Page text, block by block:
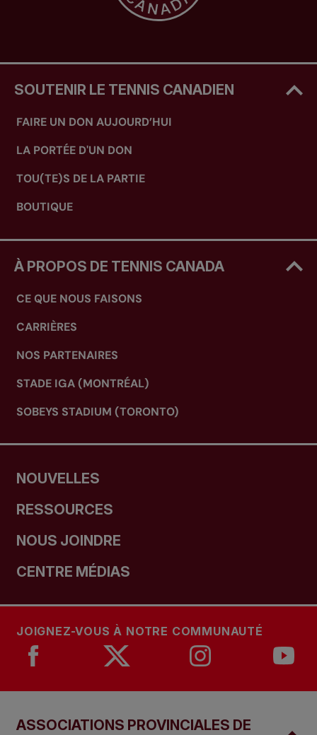
SOUTENIR LE TENNIS CANADIEN
FAIRE UN DON AUJOURD’HUI
LA PORTÉE D'UN DON
TOU(TE)S DE LA PARTIE
BOUTIQUE
À PROPOS DE TENNIS CANADA
CE QUE NOUS FAISONS
CARRIÈRES
NOS PARTENAIRES
STADE IGA (MONTRÉAL)
SOBEYS STADIUM (TORONTO)
NOUVELLES
RESSOURCES
NOUS JOINDRE
CENTRE MÉDIAS
JOIGNEZ-VOUS À NOTRE COMMUNAUTÉ
ASSOCIATIONS PROVINCIALES DE